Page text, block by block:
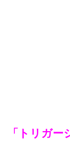
「トリガー